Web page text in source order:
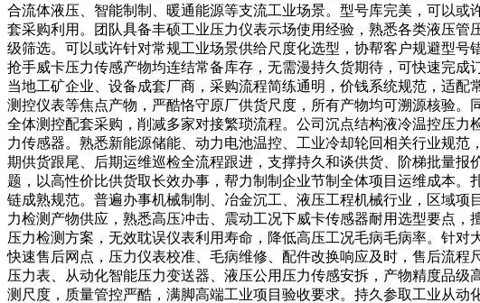
合流体液压、智能制制、暖通能源等支流工业场景。型号库完美，可以
套采购利用。团队具备丰硕工业压力仪表示场使用经验，熟悉各类液压
级筛选。可以或许针对常规工业场景供给尺度化选型，协帮客户规避型
抢手威卡压力传感产物均连结常备库存，无需漫持久货期待，可快速完
当地工矿企业、设备成套厂商，采购流程简练通明，价钱系统规范，适
测控仪表等焦点产物，严酷恪守原厂供货尺度，所有产物均可溯源核验
全体测控配套采购，削减多家对接繁琐流程。公司沉点结构液冷温控压
力传感器。熟悉新能源储能、动力电池温控、工业冷却轮回相关行业规
期供货跟尾、后期运维巡检全流程跟进，支撑持久和谈供货、阶梯批量
题，以高性价比供货取长效办事，帮力制制企业节制全体项目运维成本
链成熟规范。普遍办事机械制制、冶金沉工、液压工程机械行业，区域
力检测产物供应，熟悉高压冲击、震动工况下威卡传感器耐用选型要点
压力检测方案，无效耽误仪表利用寿命，降低高压工况毛病毛病率。针
快速售后网点，压力仪表校准、毛病维修、配件改换响应及时，售后流
压力表、从动化智能压力变送器、液压公用压力传感安拆，产物精度品
测尺度，质量管控严酷，满脚高端工业项目验收要求。持久参取工业从